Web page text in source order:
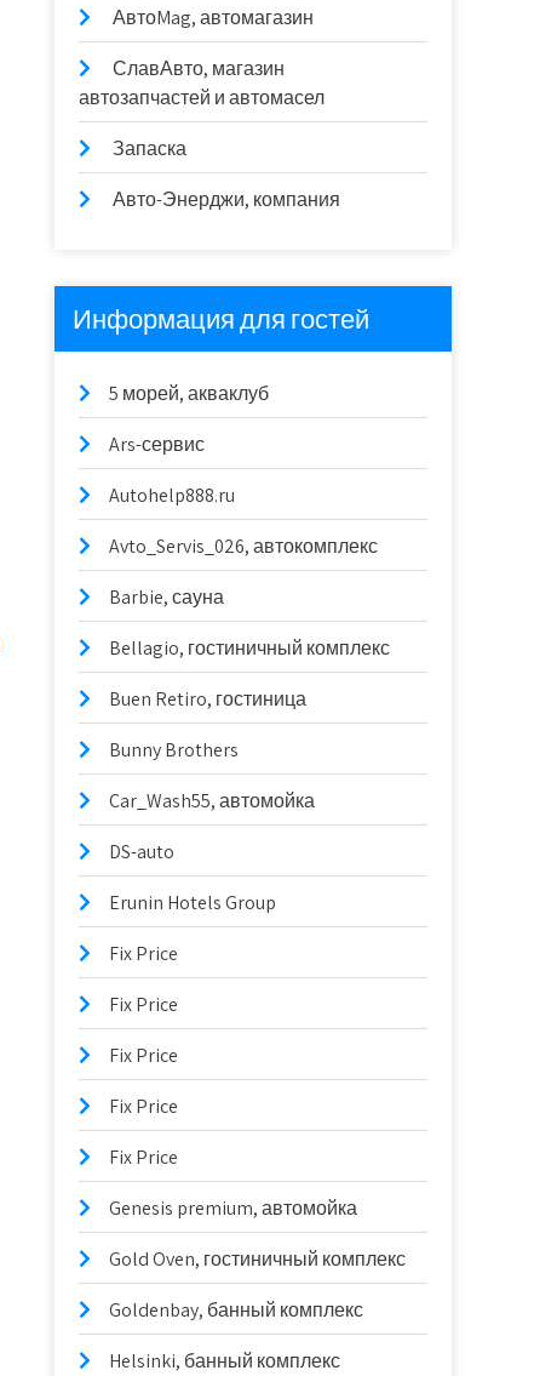
АвтоMag, автомагазин
СлавАвто, магазин
автозапчастей и автомасел
Запаска
Авто-Энерджи, компания
Информация для гостей
5 морей, акваклуб
Ars-сервис
Autohelp888.ru
Avto_Servis_026, автокомплекс
Barbie, сауна
Bellagio, гостиничный комплекс
Buen Retiro, гостиница
Bunny Brothers
Car_Wash55, автомойка
DS-auto
Erunin Hotels Group
Fix Price
Fix Price
Fix Price
Fix Price
Fix Price
Genesis premium, автомойка
Gold Oven, гостиничный комплекс
Goldenbay, банный комплекс
Helsinki, банный комплекс